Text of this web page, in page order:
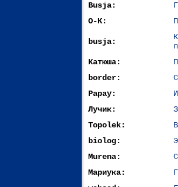
Busja:
O-K:
busja:
Катюша:
border:
Papay:
Лучик:
Topolek:
biolog:
Murena:
Мариука: